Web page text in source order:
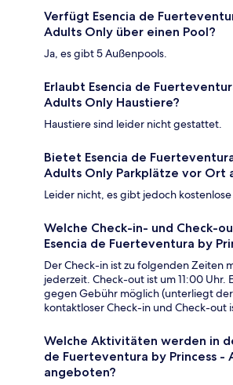
Verfügt Esencia de
Adults Only über einen Pool?
Ja, es gibt 5 Außenpools.
Erlaubt Esencia de
Adults Only Haustiere?
Haustiere sind leider nicht gestattet.
Bietet Esencia de
Adults Only Parkplätze vor Ort
Leider nicht, es gibt jedoch
Welche Check-in- und Check-
Esencia de Fuerteventura by
Der Check-in ist zu folgenden Zeiten
jederzeit. Check-out ist um 11:00 Uhr.
gegen Gebühr möglich (unterliegt
kontaktloser Check-in und Check-out
Welche Aktivitäten werden in
de Fuerteventura by Princess -
angeboten?